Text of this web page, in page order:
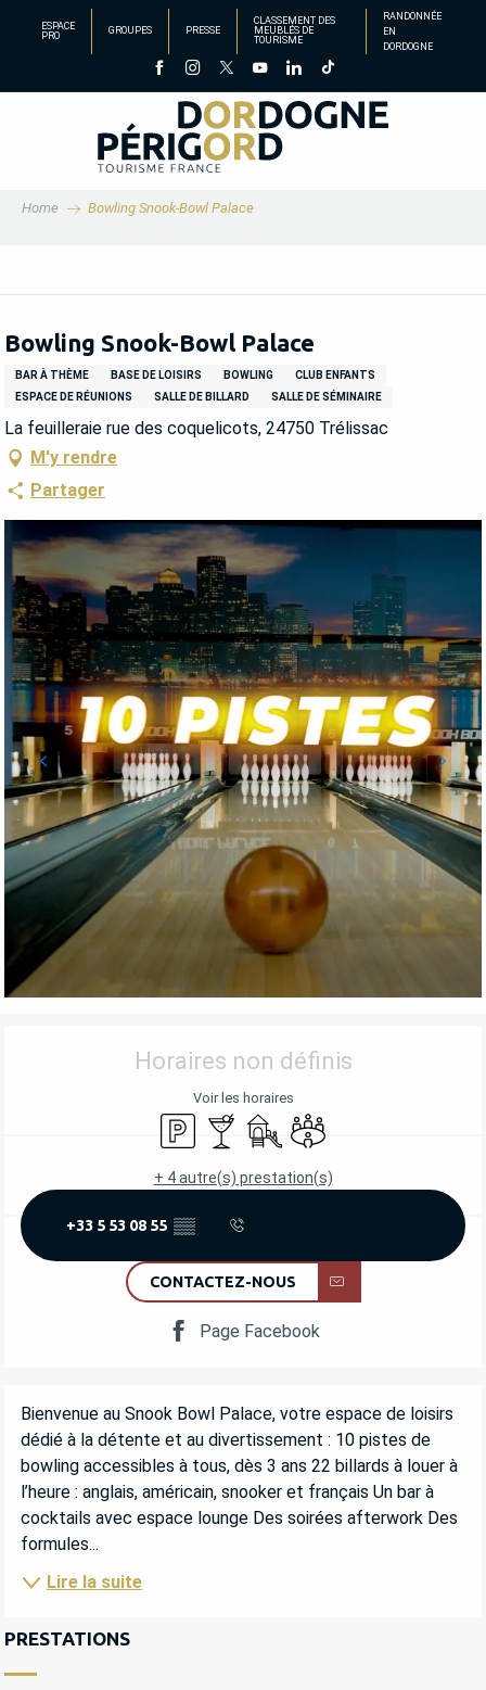
principal
ESPACE
PRO
GROUPES PRESSE
CLASSEMENT DES
MEUBLÉS DE
TOURISME
RANDONNÉE
EN
DORDOGNE
Home Bowling Snook-Bowl Palace
Bowling Snook-Bowl Palace
BAR À THÈME BASE DE LOISIRS BOWLING
CLUB ENFANTS
ESPACE DE RÉUNIONS
SALLE DE BILLARD SALLE DE SÉMINAIRE
La feuilleraie rue des coquelicots, 24750 Trélissac
M'y rendre
Partager
OUVERTURE ET COORDONNÉES
Horaires non définis
Voir les horaires
ParkingBar / Buvette
Jeux pour enfants / Espace
Salle de réunion
+ 4 autre(s) prestation(s)
+33 5 53 08 55 ▒▒
CONTACTEZ-NOUS
Page Facebook
DESCRIPTION
Bienvenue au Snook Bowl Palace, votre espace de loisirs
dédié à la détente et au divertissement : 10 pistes de
bowling accessibles à tous, dès 3 ans 22 billards à louer à
l’heure : anglais, américain, snooker et français Un bar à
cocktails avec espace lounge Des soirées afterwork Des
formules...
Lire la suite
PRESTATIONS